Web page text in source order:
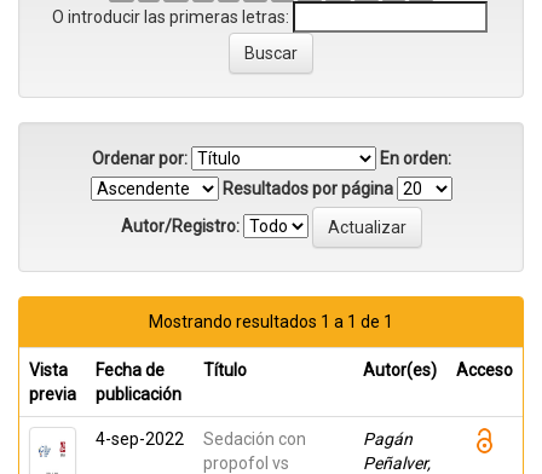
O introducir las primeras letras:
Ordenar por:
En orden:
Resultados por página
Autor/Registro:
Mostrando resultados 1 a 1 de 1
Vista
previa
Fecha de
publicación
Título Autor(es) Acceso
4-sep-2022
Sedación con
propofol vs
Pagán
Peñalver,